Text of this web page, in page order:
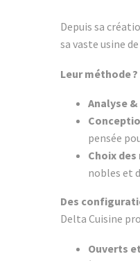
Depuis sa
sa vaste usine
Leur méthode ?
Analyse
pensée
Choix
nobles et
Des
Delta Cuisine
Ouverts